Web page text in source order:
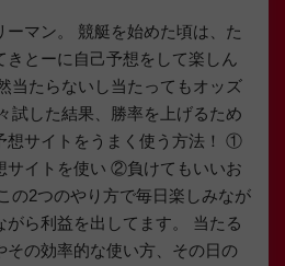
ーマン。 競艇を始めた頃は、た
きとーに自己予想をして楽しん
当たらないし当たってもオッズ
試した結果、勝率を上げるため
想サイトをうまく使う方法！ ①
サイトを使い ②負けてもいいお
の2つのやり方で毎日楽しみなが
がら利益を出してます。 当たる
その効率的な使い方、その日の